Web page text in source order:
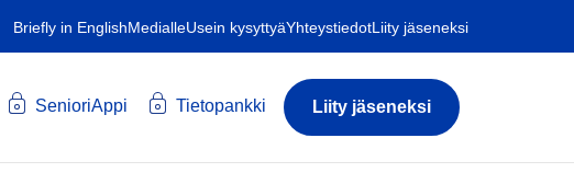
Briefly in EnglishMedialleUsein kysyttyäYhteystiedotLiity jäseneksi
SenioriAppi Tietopankki Liity jäseneksi